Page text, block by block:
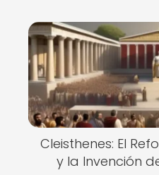
Cleisthenes: El
y la Invención